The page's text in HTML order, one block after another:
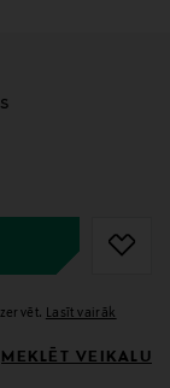
Lasīt vairāk
MEKLĒT VEIKALU